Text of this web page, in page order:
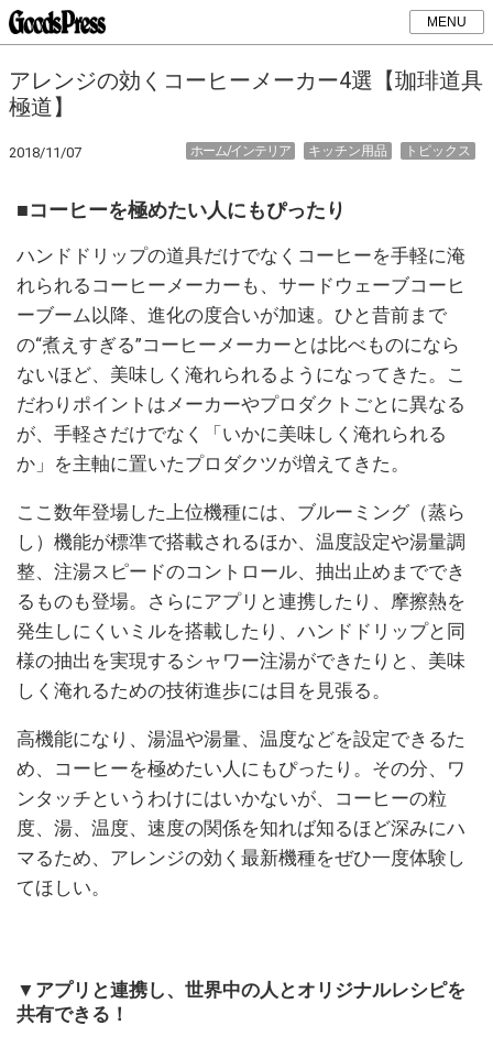
MENU
アレンジの効くコーヒーメーカー4選【珈琲道具
極道】
2018/11/07 トピックス
キッチン用品
ホーム/インテリア
■コーヒーを極めたい人にもぴったり
ハンドドリップの道具だけでなくコーヒーを手軽に淹
れられるコーヒーメーカーも、サードウェーブコーヒ
ーブーム以降、進化の度合いが加速。ひと昔前まで
の“煮えすぎる”コーヒーメーカーとは比べものになら
ないほど、美味しく淹れられるようになってきた。こ
だわりポイントはメーカーやプロダクトごとに異なる
が、手軽さだけでなく「いかに美味しく淹れられる
か」を主軸に置いたプロダクツが増えてきた。
ここ数年登場した上位機種には、ブルーミング（蒸ら
し）機能が標準で搭載されるほか、温度設定や湯量調
整、注湯スピードのコントロール、抽出止めまででき
るものも登場。さらにアプリと連携したり、摩擦熱を
発生しにくいミルを搭載したり、ハンドドリップと同
様の抽出を実現するシャワー注湯ができたりと、美味
しく淹れるための技術進歩には目を見張る。
高機能になり、湯温や湯量、温度などを設定できるた
め、コーヒーを極めたい人にもぴったり。その分、ワ
ンタッチというわけにはいかないが、コーヒーの粒
度、湯、温度、速度の関係を知れば知るほど深みにハ
マるため、アレンジの効く最新機種をぜひ一度体験し
てほしい。
▼アプリと連携し、世界中の人とオリジナルレシピを
共有できる！